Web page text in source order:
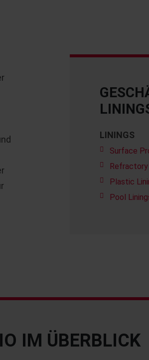
LININGS
Surface
Refractory
Plastic
Pool
IM ÜBERBLICK